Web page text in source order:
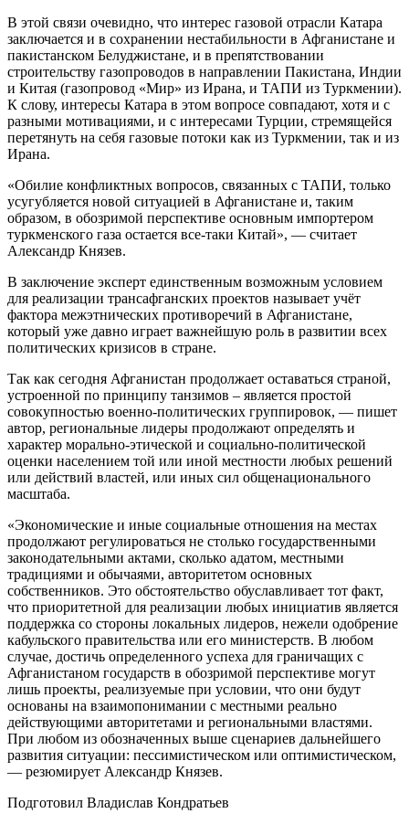
В этой связи очевидно, что интерес газовой отрасли Катара
заключается и в сохранении нестабильности в Афганистане и
пакистанском Белуджистане, и в препятствовании
строительству газопроводов в направлении Пакистана, Индии
и Китая (газопровод «Мир» из Ирана, и ТАПИ из Туркмении).
К слову, интересы Катара в этом вопросе совпадают, хотя и с
разными мотивациями, и с интересами Турции, стремящейся
перетянуть на себя газовые потоки как из Туркмении, так и из
Ирана.
«Обилие конфликтных вопросов, связанных с ТАПИ, только
усугубляется новой ситуацией в Афганистане и, таким
образом, в обозримой перспективе основным импортером
туркменского газа остается все-таки Китай», — считает
Александр Князев.
В заключение эксперт единственным возможным условием
для реализации трансафганских проектов называет учёт
фактора межэтнических противоречий в Афганистане,
который уже давно играет важнейшую роль в развитии всех
политических кризисов в стране.
Так как сегодня Афганистан продолжает оставаться страной,
устроенной по принципу танзимов – является простой
совокупностью военно-политических группировок, — пишет
автор, региональные лидеры продолжают определять и
характер морально-этической и социально-политической
оценки населением той или иной местности любых решений
или действий властей, или иных сил общенационального
масштаба.
«Экономические и иные социальные отношения на местах
продолжают регулироваться не столько государственными
законодательными актами, сколько адатом, местными
традициями и обычаями, авторитетом основных
собственников. Это обстоятельство обуславливает тот факт,
что приоритетной для реализации любых инициатив является
поддержка со стороны локальных лидеров, нежели одобрение
кабульского правительства или его министерств. В любом
случае, достичь определенного успеха для граничащих с
Афганистаном государств в обозримой перспективе могут
лишь проекты, реализуемые при условии, что они будут
основаны на взаимопонимании с местными реально
действующими авторитетами и региональными властями.
При любом из обозначенных выше сценариев дальнейшего
развития ситуации: пессимистическом или оптимистическом,
— резюмирует Александр Князев.
Подготовил Владислав Кондратьев